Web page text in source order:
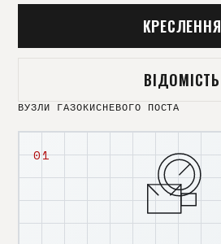
КРЕСЛЕННЯ
ВІДОМІСТЬ
ВУЗЛИ ГАЗОКИСНЕВОГО ПОСТА
01